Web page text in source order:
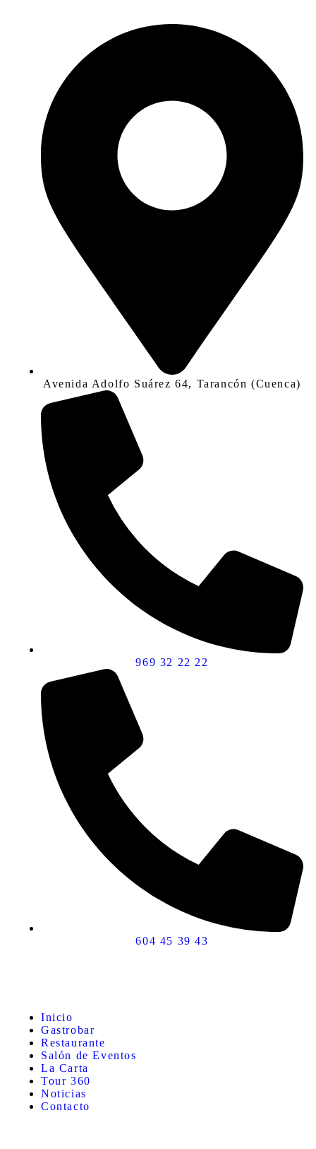
Avenida Adolfo Suárez 64, Tarancón (Cuenca)
969 32 22 22
604 45 39 43
Inicio
Gastrobar
Restaurante
Salón de Eventos
La Carta
Tour 360
Noticias
Contacto